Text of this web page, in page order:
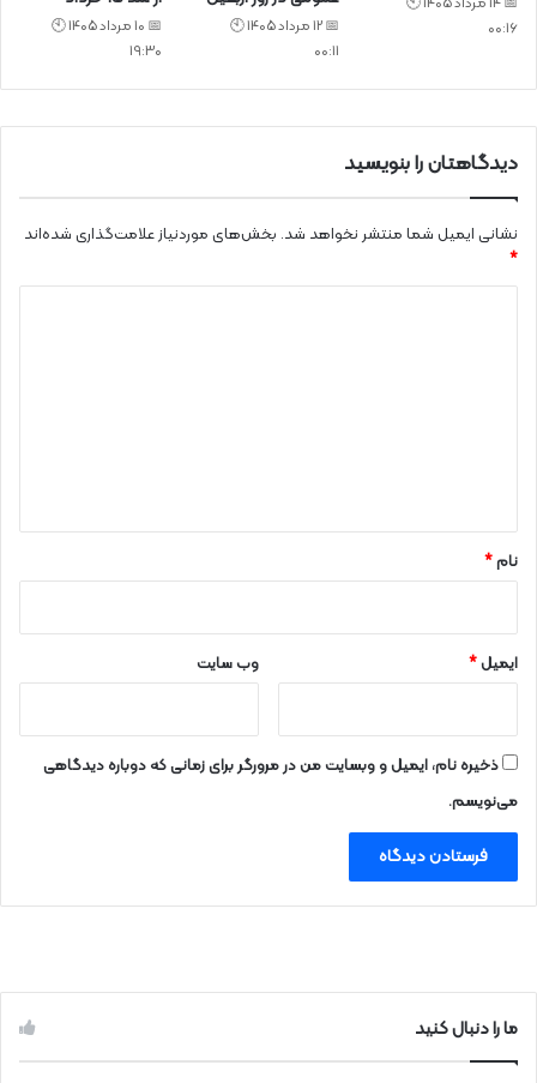
00:16
📅 12 مرداد 1405 🕙
00:11
📅 10 مرداد 1405 🕙
19:30
دیدگاهتان را بنویسید
نشانی ایمیل شما منتشر نخواهد شد. بخش‌های موردنیاز علامت‌گذاری شده‌اند
*
نام*
ایمیل* وب‌ سایت
ذخیره نام، ایمیل و وبسایت من در مرورگر برای زمانی که دوباره دیدگاهی
می‌نویسم.
ما را دنبال کنید